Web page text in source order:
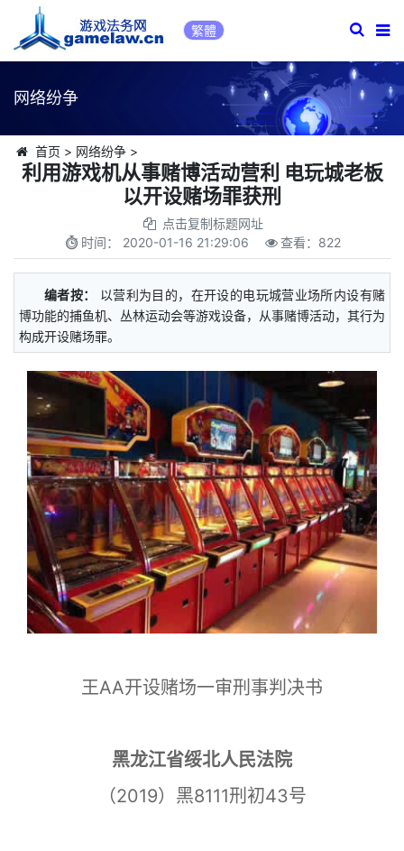
繁體
网络纷争
首页 > 网络纷争>
利用游戏机从事赌博活动营利 电玩城老板
以开设赌场罪获刑
点击复制标题网址
时间： 2020-01-16 21:29:06 查看： 822
编者按：
以营利为目的，在开设的电玩城营业场所内设有赌
博功能的捕鱼机、丛林运动会等游戏设备，从事赌博活动，其行为
构成开设赌场罪。
王AA开设赌场一审刑事判决书
黑龙江省绥北人民法院
（2019）黑8111刑初43号